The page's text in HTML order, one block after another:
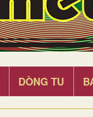
DÒNG TU